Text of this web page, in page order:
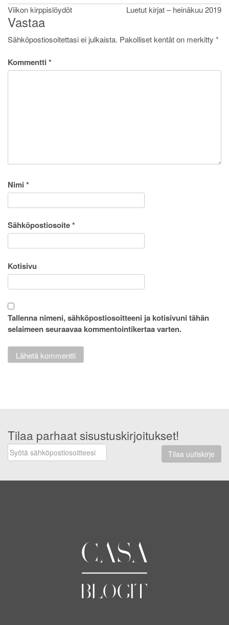
Artikkelien
selaus
Viikon kirppislöydöt Luetut kirjat – heinäkuu 2019
Vastaa
Sähköpostiosoitettasi ei julkaista. Pakolliset kentät on merkitty *
Kommentti *
Nimi *
Sähköpostiosoite*
Kotisivu
Tallenna nimeni, sähköpostiosoitteeni ja kotisivuni tähän
selaimeen seuraavaa kommentointikertaa varten.
Tilaa parhaat sisustuskirjoitukset!
Tilaa uutiskirje